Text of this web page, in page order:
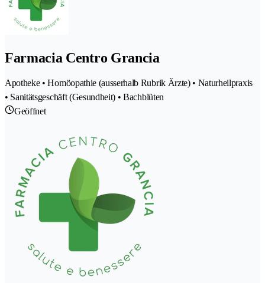
Farmacia Centro Grancia
Apotheke • Homöopathie (ausserhalb Rubrik Ärzte) • Naturheilpraxis
• Sanitätsgeschäft (Gesundheit) • Bachblüten
Geöffnet